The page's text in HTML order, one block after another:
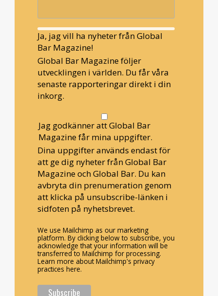
Ja, jag vill ha nyheter från Global
Bar Magazine!
Global Bar Magazine följer
utvecklingen i världen. Du får våra
senaste rapporteringar direkt i din
inkorg.
Jag godkänner att Global Bar
Magazine får mina uppgifter.
Dina uppgifter används endast för
att ge dig nyheter från Global Bar
Magazine och Global Bar. Du kan
avbryta din prenumeration genom
att klicka på unsubscribe-länken i
sidfoten på nyhetsbrevet.
We use Mailchimp as our marketing
platform. By clicking below to subscribe, you
acknowledge that your information will be
transferred to Mailchimp for processing.
Learn more about Mailchimp's privacy
practices here.